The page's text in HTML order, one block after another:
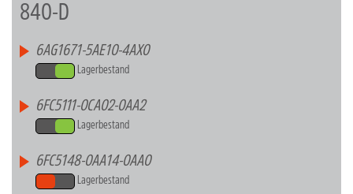
840-D
6AG1671-5AE10-4AX0
Lagerbestand
6FC5111-0CA02-0AA2
Lagerbestand
6FC5148-0AA14-0AA0
Lagerbestand